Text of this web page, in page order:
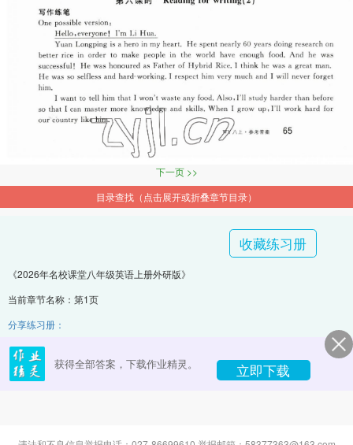
下一页 >>
目录查找（点击展开或折叠章节目录）
收藏练习册
《2026年名校课堂八年级英语上册外研版》
当前章节名称：第1页
分享练习册：
获得全部答案，下载作业精灵。 立即下载